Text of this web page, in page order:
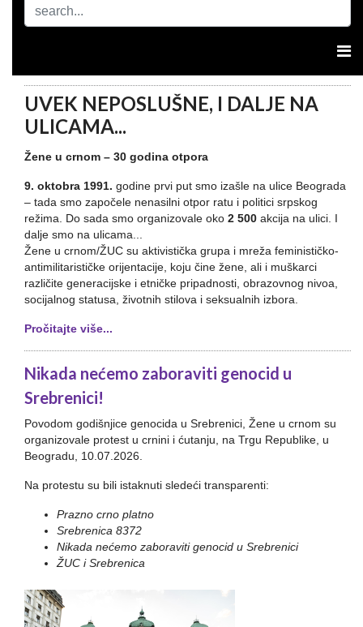
UVEK NEPOSLUŠNE, I DALJE NA
ULICAMA...
Žene u crnom – 30 godina otpora
9. oktobra 1991. godine prvi put smo izašle na ulice Beograda
– tada smo započele nenasilni otpor ratu i politici srpskog
režima. Do sada smo organizovale oko 2 500 akcija na ulici. I
dalje smo na ulicama...
Žene u crnom/ŽUC su aktivistička grupa i mreža feminističko-
antimilitarističke orijentacije, koju čine žene, ali i muškarci
različite generacijske i etničke pripadnosti, obrazovnog nivoa,
socijalnog statusa, životnih stilova i seksualnih izbora.
Pročitajte više...
Nikada nećemo zaboraviti genocid u
Srebrenici!
Povodom godišnjice genocida u Srebrenici, Žene u crnom su
organizovale protest u crnini i ćutanju, na Trgu Republike, u
Beogradu, 10.07.2026.
Na protestu su bili istaknuti sledeći transparenti:
Prazno crno platno
Srebrenica 8372
Nikada nećemo zaboraviti genocid u Srebrenici
ŽUC i Srebrenica